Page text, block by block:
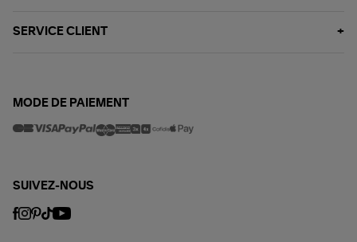
SERVICE CLIENT
MODE DE PAIEMENT
SUIVEZ-NOUS